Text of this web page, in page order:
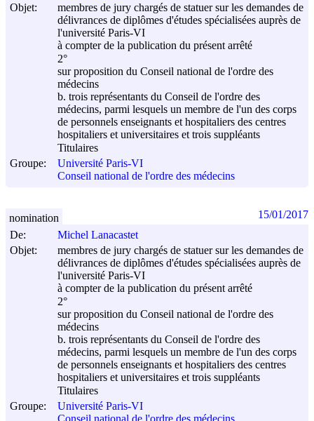
Objet:
membres de jury chargés de statuer sur les demandes de
délivrances de diplômes d'études spécialisées auprès de
l'université Paris-VI
à compter de la publication du présent arrêté
2°
sur proposition du Conseil national de l'ordre des
médecins
b. trois représentants du Conseil de l'ordre des
médecins, parmi lesquels un membre de l'un des corps
de personnels enseignants et hospitaliers des centres
hospitaliers et universitaires et trois suppléants
Titulaires
Groupe:
Université Paris-VI
Conseil national de l'ordre des médecins
De:
Michel Lanacastet
Objet:
membres de jury chargés de statuer sur les demandes de
délivrances de diplômes d'études spécialisées auprès de
l'université Paris-VI
à compter de la publication du présent arrêté
2°
sur proposition du Conseil national de l'ordre des
médecins
b. trois représentants du Conseil de l'ordre des
médecins, parmi lesquels un membre de l'un des corps
de personnels enseignants et hospitaliers des centres
hospitaliers et universitaires et trois suppléants
Titulaires
Groupe:
Université Paris-VI
nomination 15/01/2017